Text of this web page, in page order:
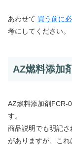
あわせて 買う前に
考にしてください。
AZ燃料添加
AZ燃料添加剤FCR-
す。
商品説明でも明記
がありますが、こ